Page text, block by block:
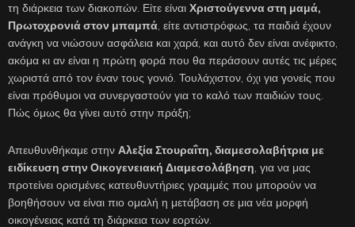
τη διάρκεια των διακοπών. Είτε είναι Χριστούγεννα στη μαμά,
Πρωτοχρονιά στον μπαμπά , είτε αντιστρόφως, τα παιδιά έχουν
ανάγκη να νιώσουν ασφάλεια και χαρά, και αυτό δεν είναι ανέφικτο,
ακόμα κι αν είναι η πρώτη φορά που θα περάσουν αυτές τις μέρες
χωριστά από τον έναν τους γονιό. Τουλάχιστον, όχι για γονείς που
είναι πρόθυμοι να συνεργαστούν για το καλό των παιδιών τους.
Πώς όμως θα γίνει αυτό στην πράξη;
Απευθυνθήκαμε στην Αλεξία Στουραΐτη, διαμεσολαβήτρια με
ειδίκευση στην Οικογενειακή Διαμεσολάβηση , για να μας
προτείνει ορισμένες κατευθυντήριες γραμμές που μπορούν να
βοηθήσουν να είναι πιο ομαλή η μετάβαση σε μια νέα μορφή
οικογένειας κατά τη διάρκεια των εορτών.